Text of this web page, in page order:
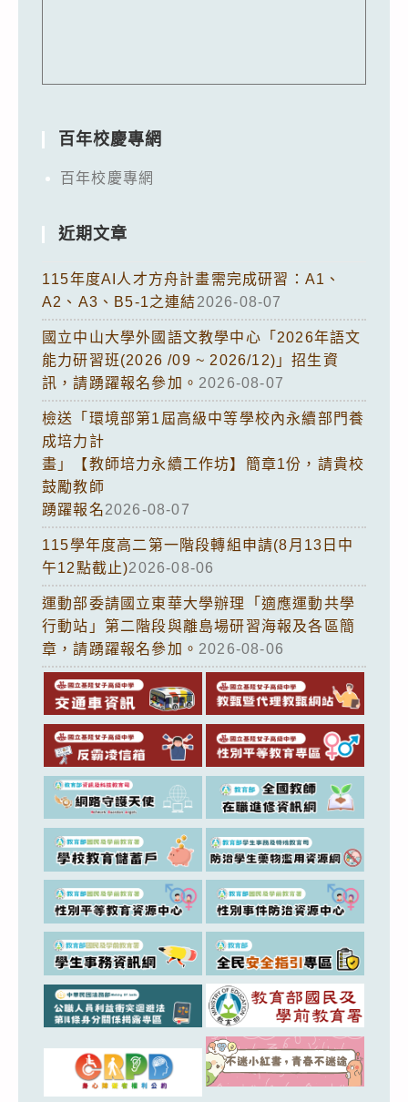
百年校慶專網
百年校慶專網
近期文章
115年度AI人才方舟計畫需完成研習：A1、
A2、A3、B5-1之連結2026-08-07
國立中山大學外國語文教學中心「2026年語文
能力研習班(2026 /09 ~ 2026/12)」招生資
訊，請踴躍報名參加。 2026-08-07
檢送「環境部第1屆高級中等學校內永續部門養
成培力計
畫」【教師培力永續工作坊】簡章1份，請貴校
鼓勵教師
踴躍報名2026-08-07
115學年度高二第一階段轉組申請(8月13日中
午12點截止)2026-08-06
運動部委請國立東華大學辦理「適應運動共學
行動站」第二階段與離島場研習海報及各區簡
章，請踴躍報名參加。 2026-08-06